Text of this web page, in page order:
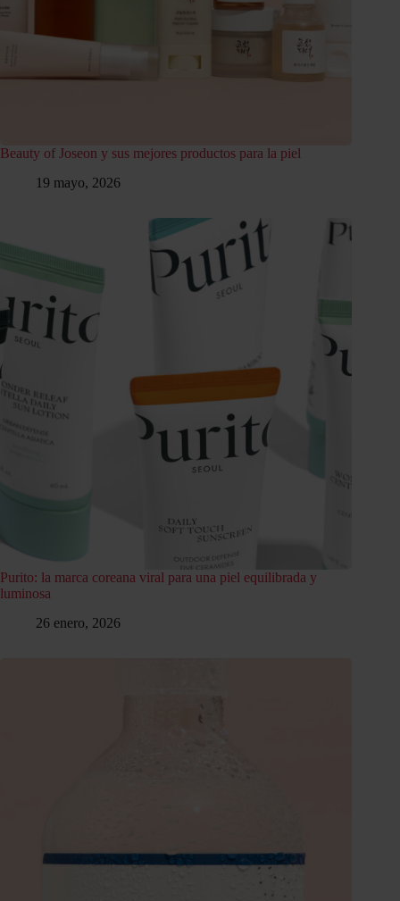
Beauty of Joseon y sus mejores productos para la piel
19 mayo, 2026
Purito: la marca coreana viral para una piel equilibrada y
luminosa
26 enero, 2026